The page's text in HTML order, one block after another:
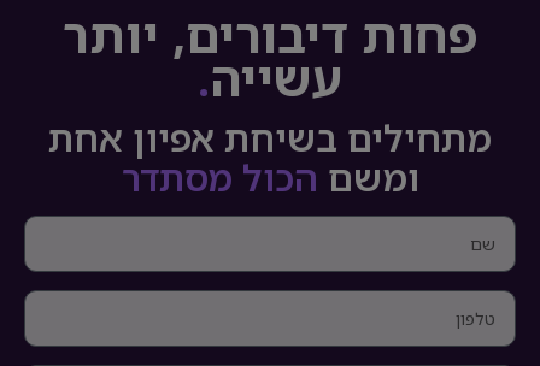
פחות דיבורים, יותר
עשייה.
מתחילים בשיחת אפיון אחת
ומשם הכול מסתדר